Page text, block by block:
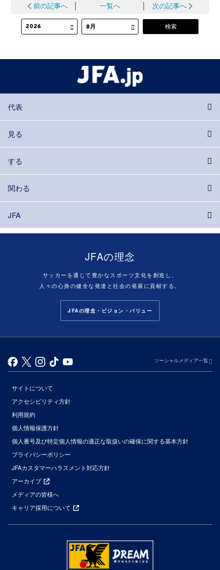
前の記事へ 一覧へ 次の記事へ
代表
見る
する
関わる
JFA
JFAの理念
サッカーを通じて豊かなスポーツ文化を創造し、
人々の心身の健全な発達と社会の発展に貢献する。
JFAの理念・ビジョン・バリュー
ソーシャルメディア一覧
サイトについて
アクセシビリティ方針
利用規約
個人情報保護方針
個人番号及び特定個人情報の適正な取扱いの確保に関する基本方針
プライバシーポリシー
JFAカスタマーハラスメント対応方針
アーカイブ
メディアの皆様へ
キャリア採用について